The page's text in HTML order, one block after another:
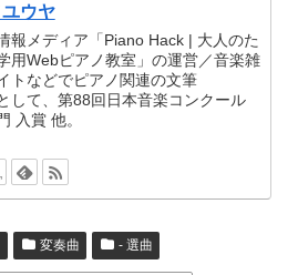
ウヤ
報メディア「Piano Hack | 大人のた
用Webピアノ教室」の運営／音楽雑
トなどでピアノ関連の文筆
して、第88回日本音楽コンクール
入賞 他。
変奏曲 - 選曲